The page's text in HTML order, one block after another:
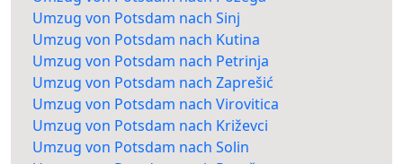
Umzug von Potsdam nach Sinj
Umzug von Potsdam nach Kutina
Umzug von Potsdam nach Petrinja
Umzug von Potsdam nach Zaprešić
Umzug von Potsdam nach Virovitica
Umzug von Potsdam nach Križevci
Umzug von Potsdam nach Solin